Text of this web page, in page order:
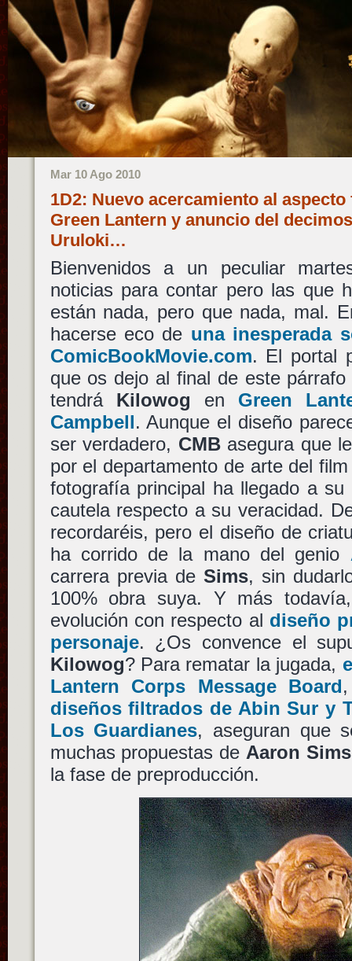
Mar 10 Ago 2010
1D2: Nuevo acercamiento al
Green Lantern y anuncio del
Uruloki…
Bienvenidos a un peculiar
noticias para contar pero las que
están nada, pero que nada, mal.
hacerse eco de una inesperada
ComicBookMovie.com. El portal
que os dejo al final de este
tendrá Kilowog en Green
Campbell. Aunque el diseño
ser verdadero, CMBasegura que
por el departamento de arte del
fotografía principal ha llegado a
cautela respecto a su veracidad.
recordaréis, pero el diseño de
ha corrido de la mano del genio
carrera previa de Sims, sin
100% obra suya. Y más
evolución con respecto al diseño
personaje. ¿Os convence el
Kilowog? Para rematar la jugada,
Lantern Corps Message Board
diseños filtrados de Abin Sur y
Los Guardianes, aseguran que
muchas propuestas de Aaron Sims
la fase de preproducción.